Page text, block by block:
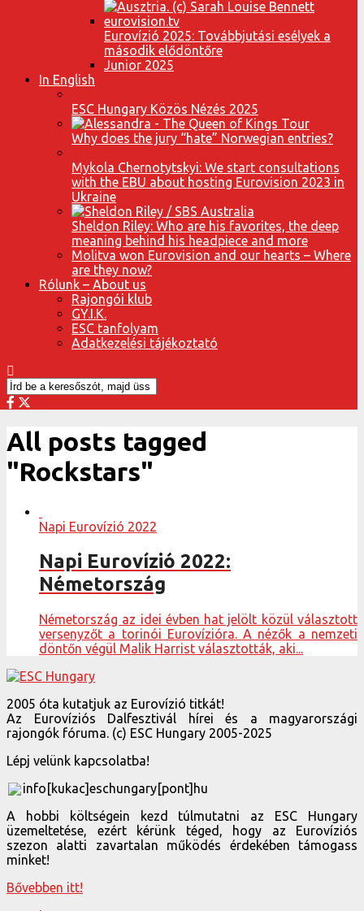
Eurovízió 2025: Továbbjutási esélyek a
második elődöntőre
Junior 2025
In English
ESC Hungary Közös Nézés 2025
Why does the jury “hate” Norwegian entries?
Mykola Chernotytskyi: We start consultations
with the EBU about hosting Eurovision 2023 in
Ukraine
Sheldon Riley: Who are his favorites, the deep
meaning behind his headpiece and more
Molitva won Eurovision and our hearts – Where
are they now?
Rólunk – About us
Rajongói klub
GY.I.K.
ESC tanfolyam
Adatkezelési tájékoztató
All posts tagged
"Rockstars"
Napi Eurovízió 2022
Napi Eurovízió 2022:
Németország
Németország az idei évben hat jelölt közül választott
versenyzőt a torinói Eurovízióra. A nézők a nemzeti
döntőn végül Malik Harrist választották, aki...
2005 óta kutatjuk az Eurovízió titkát!
Az Eurovíziós Dalfesztivál hírei és a magyarországi
rajongók fóruma. (c) ESC Hungary 2005-2025
Lépj velünk kapcsolatba!
info[kukac]eschungary[pont]hu
A hobbi költségein kezd túlmutatni az ESC Hungary
üzemeltetése, ezért kérünk téged, hogy az Eurovíziós
szezon alatti zavartalan működés érdekében támogass
minket!
Bővebben itt!